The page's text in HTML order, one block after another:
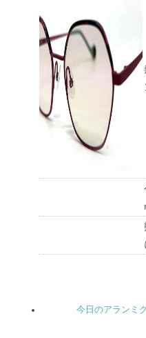
今日のアランミ